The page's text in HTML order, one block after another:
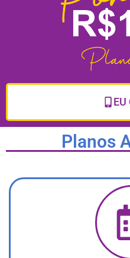
EU
Planos